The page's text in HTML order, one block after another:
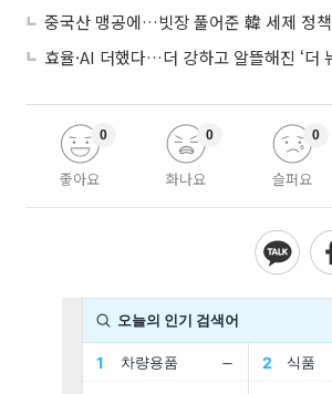
중국산 맹공에…빗장 풀어준 韓 세제 정책
좋아요
0
화나요
0
슬퍼요
0